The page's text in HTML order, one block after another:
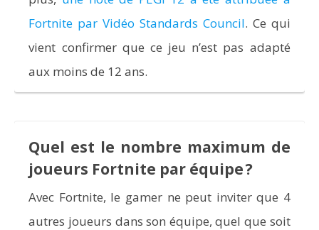
Fortnite par Vidéo Standards Council. Ce qui
vient confirmer que ce jeu n’est pas adapté
aux moins de 12 ans.
Quel est le nombre maximum de
joueurs Fortnite par équipe ?
Avec Fortnite, le gamer ne peut inviter que 4
autres joueurs dans son équipe, quel que soit